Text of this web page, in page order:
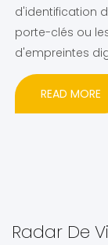
d'identification
porte-clés ou
d'empreintes
READ MORE
Radar De